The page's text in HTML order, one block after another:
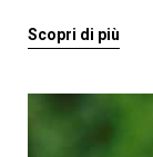
Scopri di più